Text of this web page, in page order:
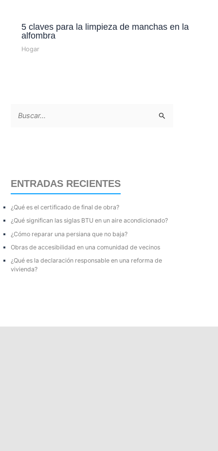
5 claves para la limpieza de manchas en la
alfombra
Hogar
r
o
r
:
ENTRADAS RECIENTES
¿Qué es el certificado de final de obra?
¿Qué significan las siglas BTU en un aire acondicionado?
¿Cómo reparar una persiana que no baja?
Obras de accesibilidad en una comunidad de vecinos
¿Qué es la declaración responsable en una reforma de
vivienda?